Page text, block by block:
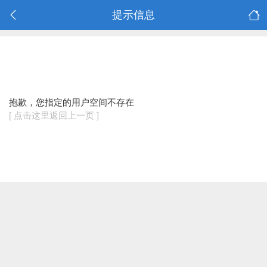
提示信息
抱歉，您指定的用户空间不存在
[ 点击这里返回上一页 ]